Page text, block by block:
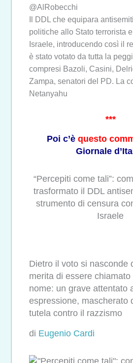
@AlRobecchi
Il DDL che equipara
politiche allo Stato terrorista
Israele, introducendo così il
è stato votato da tutta la
compresi Bazoli, Casini,
Zampa, senatori del PD. La
Netanyahu
***
Poi c’è questo
Giornale
“Percepiti come tali”:
trasformato il DDL
strumento di censura
Israele
Dietro il voto si nasconde
merita di essere
nome: un grave attentato
espressione, mascherato
tutela contro il razzismo
di Eugenio Cardi